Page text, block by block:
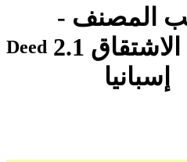
المصنف -
منع الاشتقاق 2.1
إسبانيا
Deed